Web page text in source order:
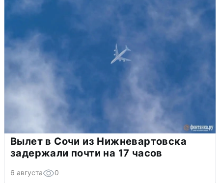
Вылет в Сочи из Нижневартовска
задержали почти на 17 часов
6 августа 0